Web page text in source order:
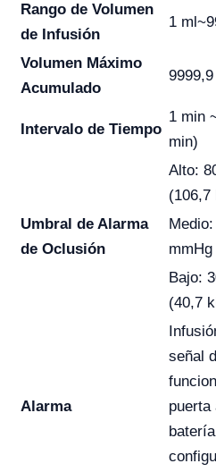
Rango de Volumen
de Infusión
1
Volumen Máximo
Acumulado
Intervalo de Tiempo
1 min
min)
Umbral de Alarma
de Oclusión
Alto:
(106,7
Bajo:
(40,7
Alarma
señal
puerta